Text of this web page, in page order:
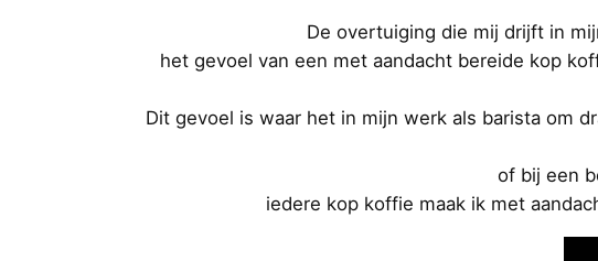
De overtuiging die mij drijft in
het gevoel van een met aandacht bereide kop
Dit gevoel is waar het in mijn werk als barista om
of bij een
iedere kop koffie maak ik met